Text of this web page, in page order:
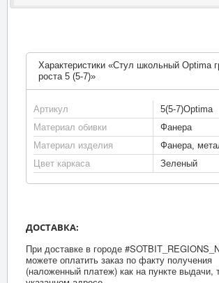
Характеристики «Стул школьный Optima
роста 5 (5-7)»
Артикул
5(5-7)Optima
Материал обивки
Фанера
Материал изделия
Фанера,
Цвет каркаса
Зеленый
ДОСТАВКА:
При доставке в городе
можете оплатить заказ по факту получения
(наложенный платеж) как на пункте выдачи,